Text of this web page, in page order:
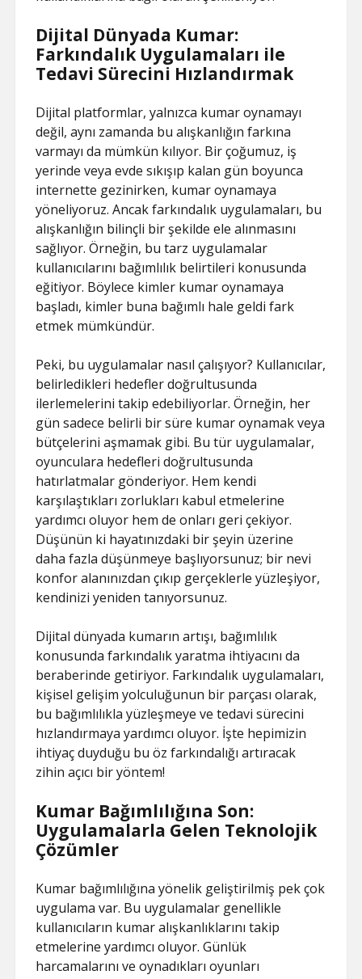
Dijital Dünyada Kumar:
Farkındalık Uygulamaları ile
Tedavi Sürecini Hızlandırmak
Dijital platformlar, yalnızca kumar oynamayı
değil, aynı zamanda bu alışkanlığın farkına
varmayı da mümkün kılıyor. Bir çoğumuz, iş
yerinde veya evde sıkışıp kalan gün boyunca
internette gezinirken, kumar oynamaya
yöneliyoruz. Ancak farkındalık uygulamaları, bu
alışkanlığın bilinçli bir şekilde ele alınmasını
sağlıyor. Örneğin, bu tarz uygulamalar
kullanıcılarını bağımlılık belirtileri konusunda
eğitiyor. Böylece kimler kumar oynamaya
başladı, kimler buna bağımlı hale geldi fark
etmek mümkündür.
Peki, bu uygulamalar nasıl çalışıyor? Kullanıcılar,
belirledikleri hedefler doğrultusunda
ilerlemelerini takip edebiliyorlar. Örneğin, her
gün sadece belirli bir süre kumar oynamak veya
bütçelerini aşmamak gibi. Bu tür uygulamalar,
oyunculara hedefleri doğrultusunda
hatırlatmalar gönderiyor. Hem kendi
karşılaştıkları zorlukları kabul etmelerine
yardımcı oluyor hem de onları geri çekiyor.
Düşünün ki hayatınızdaki bir şeyin üzerine
daha fazla düşünmeye başlıyorsunuz; bir nevi
konfor alanınızdan çıkıp gerçeklerle yüzleşiyor,
kendinizi yeniden tanıyorsunuz.
Dijital dünyada kumarın artışı, bağımlılık
konusunda farkındalık yaratma ihtiyacını da
beraberinde getiriyor. Farkındalık uygulamaları,
kişisel gelişim yolculuğunun bir parçası olarak,
bu bağımlılıkla yüzleşmeye ve tedavi sürecini
hızlandırmaya yardımcı oluyor. İşte hepimizin
ihtiyaç duyduğu bu öz farkındalığı artıracak
zihin açıcı bir yöntem!
Kumar Bağımlılığına Son:
Uygulamalarla Gelen Teknolojik
Çözümler
Kumar bağımlılığına yönelik geliştirilmiş pek çok
uygulama var. Bu uygulamalar genellikle
kullanıcıların kumar alışkanlıklarını takip
etmelerine yardımcı oluyor. Günlük
harcamalarını ve oynadıkları oyunları